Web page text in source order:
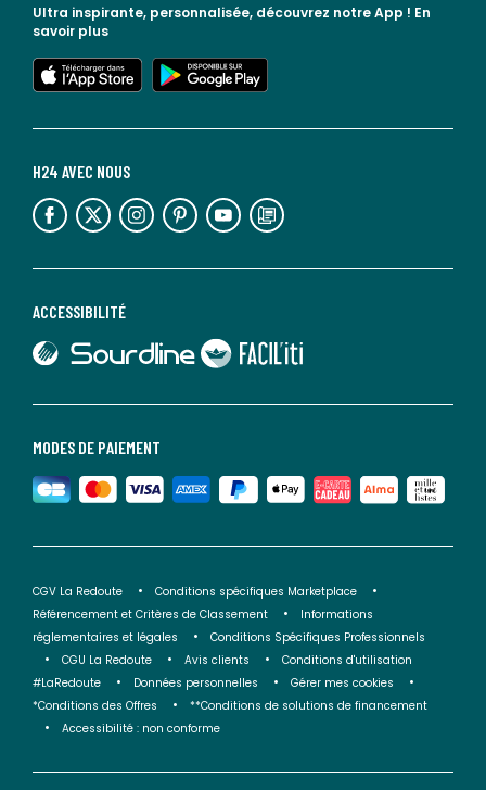
MODES DE PAIEMENT
ACCESSIBILITÉ
lien vers Sourdline
lien vers Faciliti
H24 AVEC NOUS
lien vers l'espace réseaux sociaux lien vers l'espace réseaux sociaux lien vers l'espace réseaux sociaux lien vers l'espace réseaux sociaux lien vers l'espace réseaux sociaux lien vers le blog la redoute
Ultra inspirante, personnalisée, découvrez notre App ! En
savoir plus
lien vers l'app store
lien vers google play
CGV La Redoute
Conditions spécifiques Marketplace
Référencement et Critères de Classement
Informations
réglementaires et légales
Conditions Spécifiques Professionnels
CGU La Redoute
Avis clients
Conditions d'utilisation
#LaRedoute
Données personnelles
Gérer mes cookies
*Conditions des Offres
**Conditions de solutions de financement
Accessibilité : non conforme